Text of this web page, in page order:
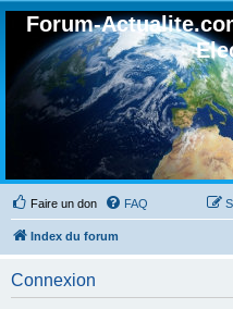
Forum-
Faire un don FAQ
Index du forum
Connexion